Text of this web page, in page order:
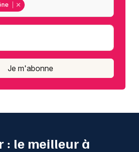
Je m'abonne
: le meilleur à